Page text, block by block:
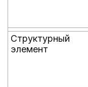
Структурный
элемент